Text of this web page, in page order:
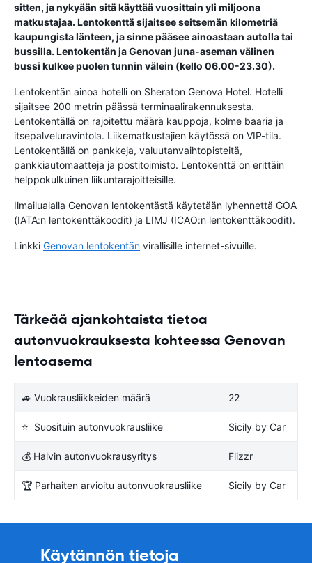
sitten, ja nykyään sitä käyttää vuosittain yli miljoona
matkustajaa. Lentokenttä sijaitsee seitsemän kilometriä
kaupungista länteen, ja sinne pääsee ainoastaan autolla tai
bussilla. Lentokentän ja Genovan juna-aseman välinen
bussi kulkee puolen tunnin välein (kello 06.00-23.30).
Lentokentän ainoa hotelli on Sheraton Genova Hotel. Hotelli
sijaitsee 200 metrin päässä terminaalirakennuksesta.
Lentokentällä on rajoitettu määrä kauppoja, kolme baaria ja
itsepalveluravintola. Liikematkustajien käytössä on VIP-tila.
Lentokentällä on pankkeja, valuutanvaihtopisteitä,
pankkiautomaatteja ja postitoimisto. Lentokenttä on erittäin
helppokulkuinen liikuntarajoitteisille.
Ilmailualalla Genovan lentokentästä käytetään lyhennettä GOA
(IATA:n lentokenttäkoodit) ja LIMJ (ICAO:n lentokenttäkoodit).
Linkki Genovan lentokentän virallisille internet-sivuille.
Tärkeää ajankohtaista tietoa
autonvuokrauksesta kohteessa Genovan
lentoasema
🚙 Vuokrausliikkeiden määrä 22
⭐ Suosituin autonvuokrausliike Sicily by Car
💰 Halvin autonvuokrausyritys Flizzr
🏆 Parhaiten arvioitu autonvuokrausliike Sicily by Car
Käytännön tietoja